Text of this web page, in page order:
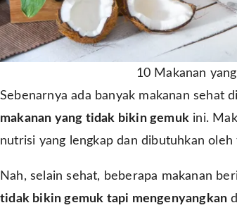
10 Makanan
Sebenarnya ada banyak makanan sehat
makanan yang tidak bikin gemuk ini.
nutrisi yang lengkap dan dibutuhkan oleh
Nah, selain sehat, beberapa makanan
tidak bikin gemuk tapi mengenyangkan